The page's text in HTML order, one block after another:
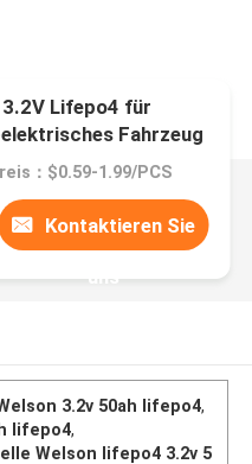
Lifepo4 für
Fahrzeug
：$0.59-1.99/PCS
Kontaktieren Sie
uns
3.2v 50ah lifepo4,
lifepo4,
Welson lifepo4 3.2v 5